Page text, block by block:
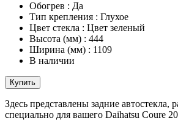
Обогрев : Да
Тип крепления : Глухое
Цвет стекла : Цвет зеленый
Высота (мм) : 444
Ширина (мм) : 1109
В наличии
Купить
Здесь представлены задние автостекла,
специально для вашего Daihatsu Coure